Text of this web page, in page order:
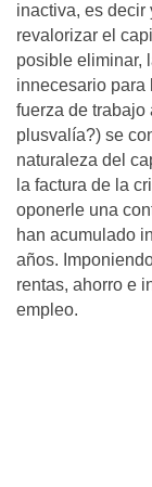
inactiva, es decir
revalorizar el
posible eliminar,
innecesario para
fuerza de trabajo
plusvalía?) se
naturaleza del
la factura de la
oponerle una
han acumulado
años.
rentas, ahorro e
empleo.